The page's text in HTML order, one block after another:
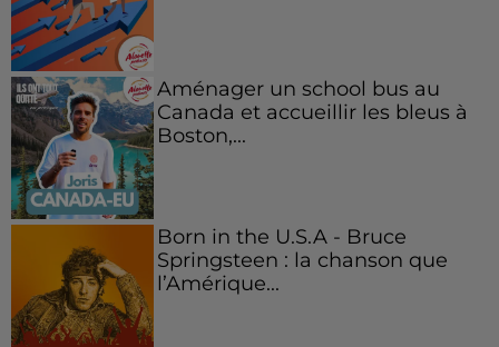
Aménager un school bus au
Canada et accueillir les bleus à
Boston,...
Born in the U.S.A - Bruce
Springsteen : la chanson que
l’Amérique...